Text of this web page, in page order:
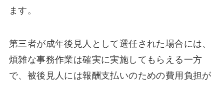
ます。
第三者が成年後見人として選任された場合には、
煩雑な事務作業は確実に実施してもらえる一方
で、被後見人には報酬支払いのための費用負担が